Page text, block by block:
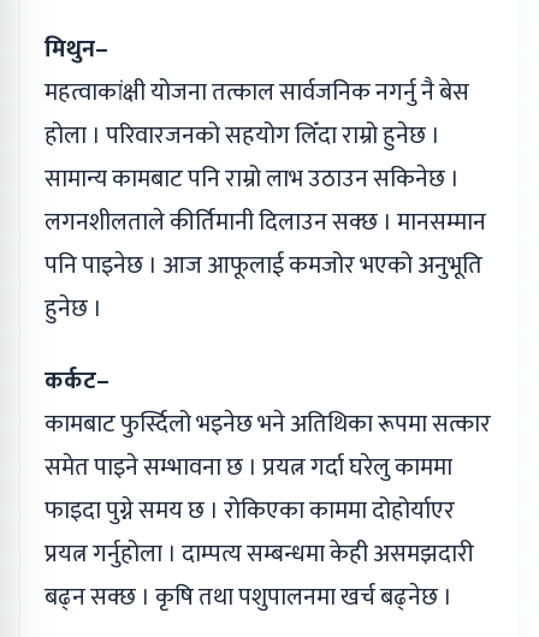
मिथुन–
महत्वाकांक्षी योजना तत्काल सार्वजनिक नगर्नु नै बेस
होला । परिवारजनको सहयोग लिँदा राम्रो हुनेछ ।
सामान्य कामबाट पनि राम्रो लाभ उठाउन सकिनेछ ।
लगनशीलताले कीर्तिमानी दिलाउन सक्छ । मानसम्मान
पनि पाइनेछ । आज आफूलाई कमजोर भएको अनुभूति
हुनेछ ।
कर्कट–
कामबाट फुर्स्दिलो भइनेछ भने अतिथिका रूपमा सत्कार
समेत पाइने सम्भावना छ । प्रयत्न गर्दा घरेलु काममा
फाइदा पुग्ने समय छ । रोकिएका काममा दोहोर्याएर
प्रयत्न गर्नुहोला । दाम्पत्य सम्बन्धमा केही असमझदारी
बढ्न सक्छ । कृषि तथा पशुपालनमा खर्च बढ्नेछ ।